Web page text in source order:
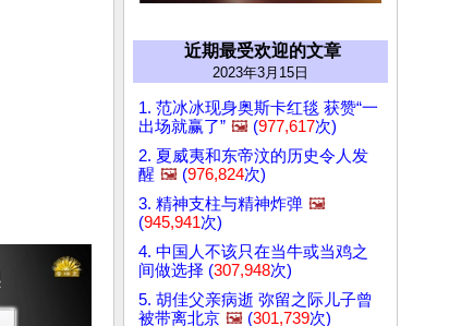
近期最受欢迎的文章
2023年3月15日
1. 范冰冰现身奥斯卡红毯 获赞“一
出场就赢了” 🖼️ (977,617次)
2. 夏威夷和东帝汶的历史令人发
醒 🖼️ (976,824次)
3. 精神支柱与精神炸弹 🖼️
(945,941次)
4. 中国人不该只在当牛或当鸡之
间做选择 (307,948次)
5. 胡佳父亲病逝 弥留之际儿子曾
被带离北京 🖼️ (301,739次)